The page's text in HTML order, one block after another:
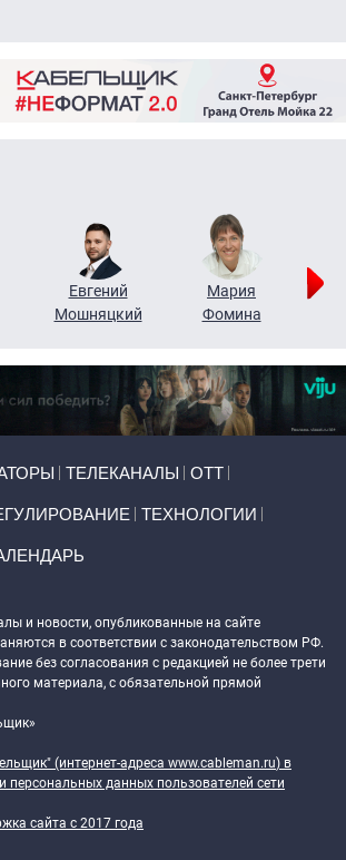
Евгений
Мошняцкий
Мария
Фомина
ТЕЛЕКАНАЛЫ ОТТ
ТЕХНОЛОГИИ
и новости, опубликованные на сайте
в соответствии с законодательством РФ.
без согласования с редакцией не более трети
материала, с обязательной прямой
(интернет-адреса www.cableman.ru) в
персональных данных пользователей сети
сайта c 2017 года